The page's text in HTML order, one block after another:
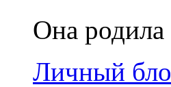
Она родила
Личный